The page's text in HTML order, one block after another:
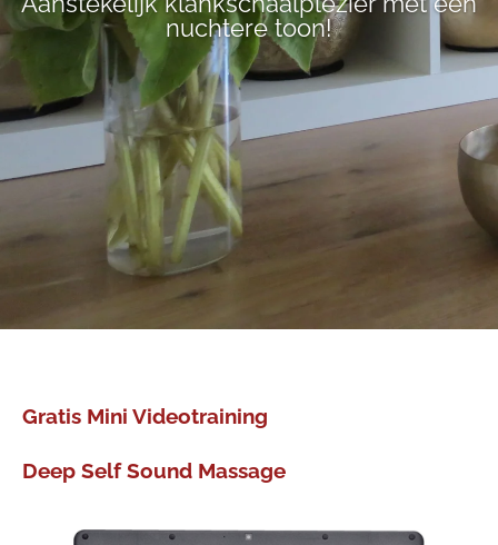
nuchtere toon!
Gratis Mini Videotraining
Deep Self Sound Massage